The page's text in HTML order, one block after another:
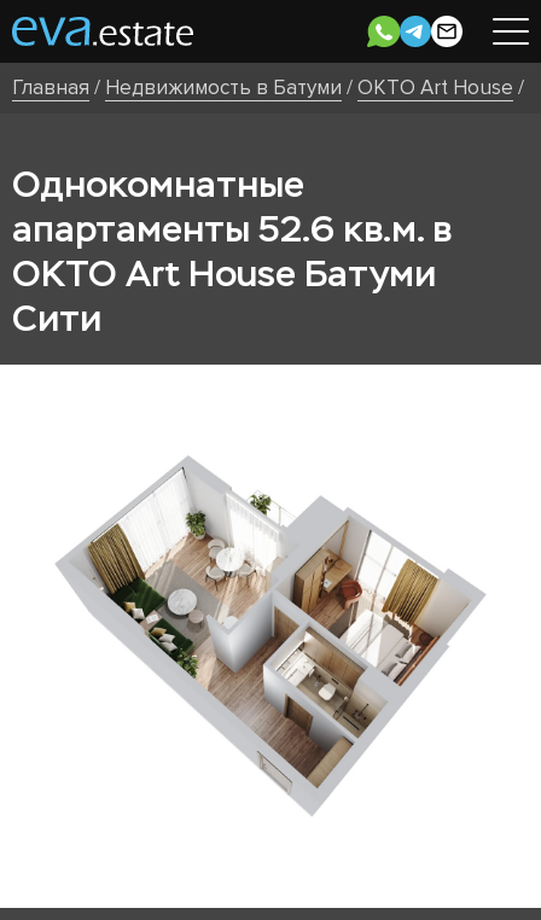
Главная / Недвижимость в Батуми /OKTO Art House /
Однокомнатные
апартаменты 52.6 кв.м. в
OKTO Art House Батуми
Сити